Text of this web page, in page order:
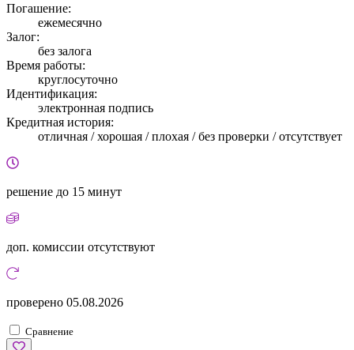
Погашение:
ежемесячно
Залог:
без залога
Время работы:
круглосуточно
Идентификация:
электронная подпись
Кредитная история:
отличная / хорошая / плохая / без проверки / отсутствует
решение до 15 минут
доп. комиссии отсутствуют
проверено 05.08.2026
Сравнение